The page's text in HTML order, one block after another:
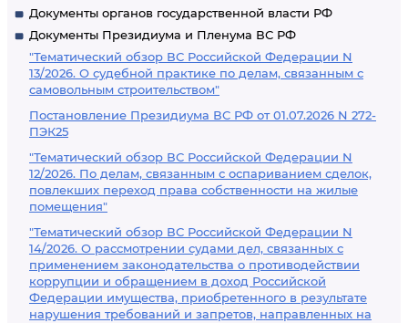
Документы органов государственной власти РФ
Документы Президиума и Пленума ВС РФ
"Тематический обзор ВС Российской Федерации N
13/2026. О судебной практике по делам, связанным с
самовольным строительством"
Постановление Президиума ВС РФ от 01.07.2026 N 272-
ПЭК25
"Тематический обзор ВС Российской Федерации N
12/2026. По делам, связанным с оспариванием сделок,
повлекших переход права собственности на жилые
помещения"
"Тематический обзор ВС Российской Федерации N
14/2026. О рассмотрении судами дел, связанных с
применением законодательства о противодействии
коррупции и обращением в доход Российской
Федерации имущества, приобретенного в результате
нарушения требований и запретов, направленных на